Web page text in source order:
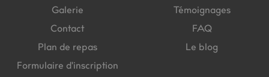
Galerie
Contact
Plan de repas
Formulaire d'inscription
Témoignages
FAQ
Le blog